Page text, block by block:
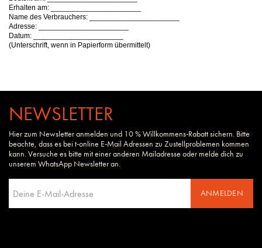
Erhalten am:
Name des Verbrauchers:
Adresse:
Datum:
(Unterschrift, wenn in Papierform übermittelt)
NEWSLETTER
Hier zum Newsletter anmelden und 10 % Willkommens-Rabatt sichern. Bitte
beachte, dass es bei t-online E-Mail Adressen zu Zustellproblemen kommen
kann. Versuche es bitte mit einer anderen Mailadresse oder melde dich zu
unserem WhatsApp Newsletter an.
ANMELDEN